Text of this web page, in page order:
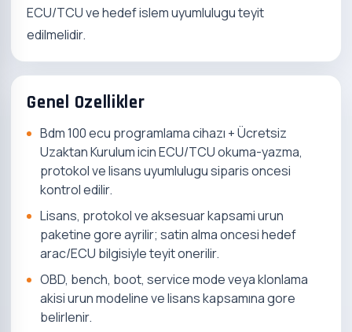
ECU/TCU ve hedef islem uyumlulugu teyit
edilmelidir.
Genel Ozellikler
Bdm 100 ecu programlama cihazı + Ücretsiz
Uzaktan Kurulum icin ECU/TCU okuma-yazma,
protokol ve lisans uyumlulugu siparis oncesi
kontrol edilir.
Lisans, protokol ve aksesuar kapsami urun
paketine gore ayrilir; satin alma oncesi hedef
arac/ECU bilgisiyle teyit onerilir.
OBD, bench, boot, service mode veya klonlama
akisi urun modeline ve lisans kapsamına gore
belirlenir.